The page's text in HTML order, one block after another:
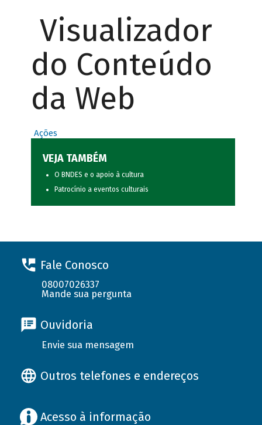
Visualizador
do Conteúdo
da Web
Ações
VEJA TAMBÉM
O BNDES e o apoio à cultura
Patrocínio a eventos culturais
Fale Conosco
08007026337
Mande sua pergunta
Ouvidoria
Envie sua mensagem
Outros telefones e endereços
Acesso à informação